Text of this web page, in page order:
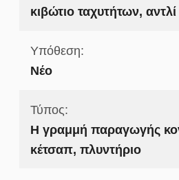
κιβώτιο ταχυτήτων, αντλί
Υπόθεση:
Νέο
Τύπος:
Η γραμμή παραγωγής
κέτσαπ, πλυντήριο